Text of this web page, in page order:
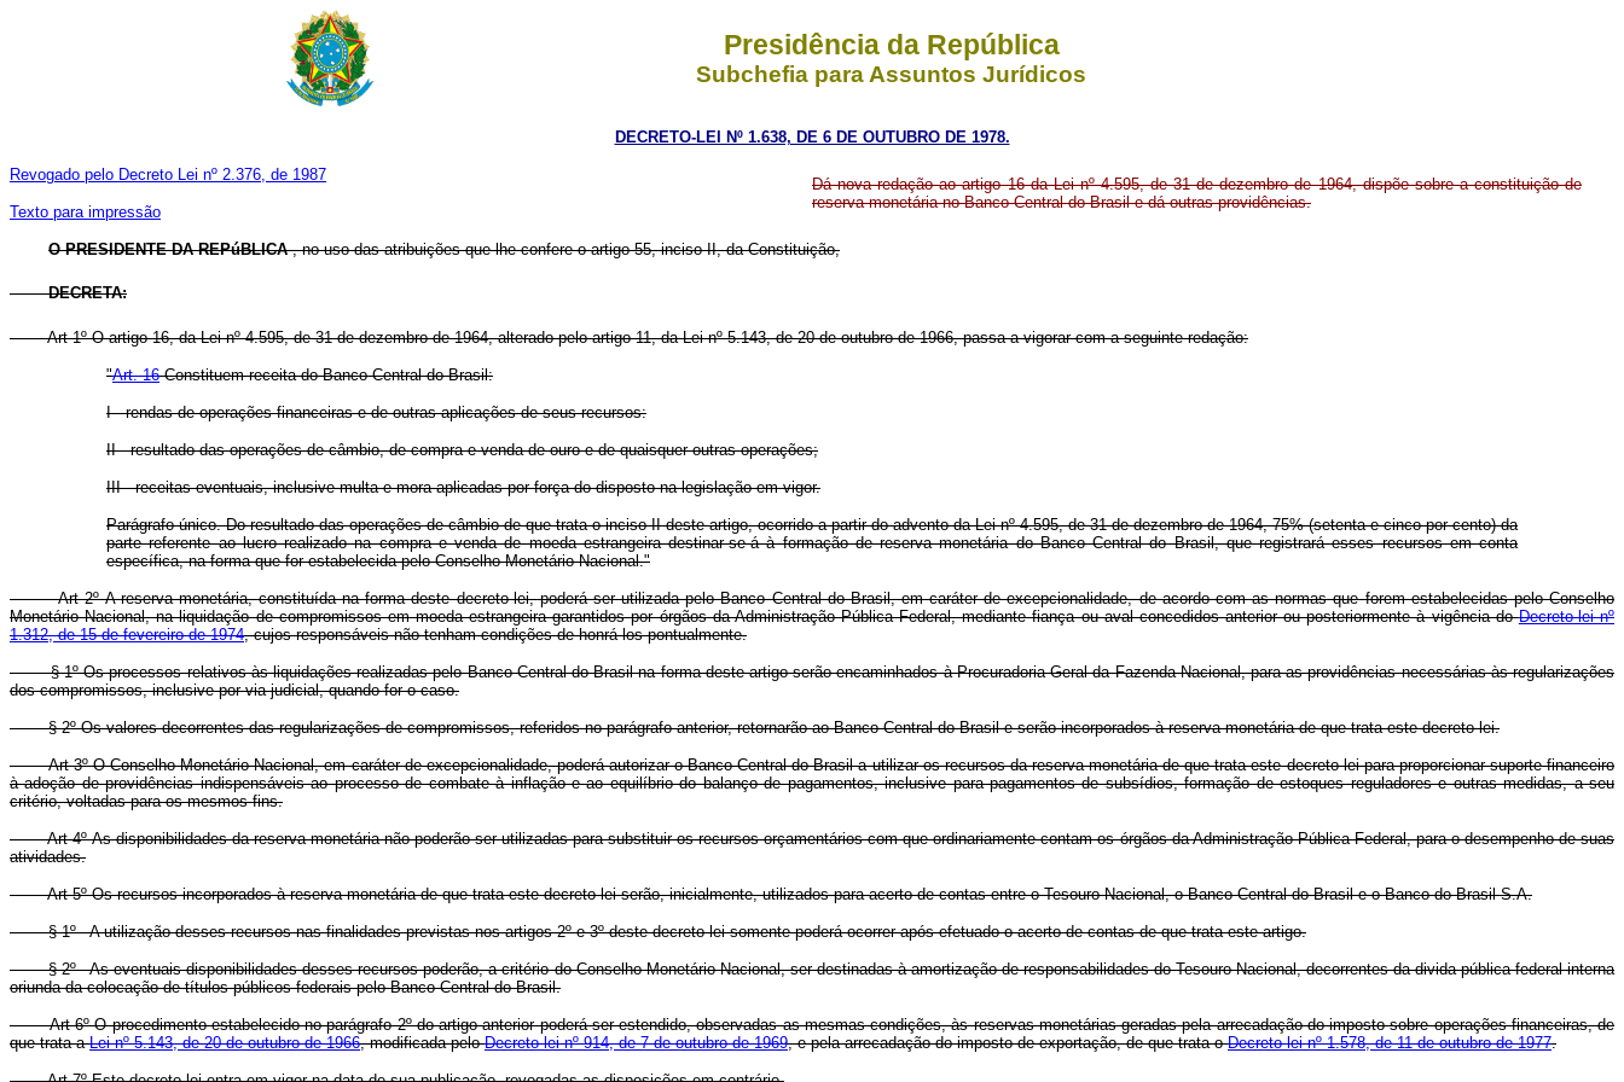
Presidência da República
Subchefia para Assuntos Jurídicos
DECRETO-LEI Nº 1.638, DE 6 DE OUTUBRO DE 1978.
Revogado pelo Decreto Lei nº 2.376, de 1987
Texto para impressão
Dá nova redação ao artigo 16 da Lei nº 4.595, de 31 de dezembro de 1964, dispõe sobre a constituição de
reserva monetária no Banco Central do Brasil e dá outras providências.
O PRESIDENTE DA REPúBLICA, no uso das atribuições que lhe confere o artigo 55, inciso II, da Constituição,
DECRETA:
Art 1º O artigo 16, da Lei nº 4.595, de 31 de dezembro de 1964, alterado pelo artigo 11, da Lei nº 5.143, de 20 de outubro de 1966, passa a vigorar com a seguinte redação:
"Art. 16Constituem receita do Banco Central do Brasil:
I - rendas de operações financeiras e de outras aplicações de seus recursos:
II - resultado das operações de câmbio, de compra e venda de ouro e de quaisquer outras operações;
III - receitas eventuais, inclusive multa e mora aplicadas por força do disposto na legislação em vigor.
Parágrafo único. Do resultado das operações de câmbio de que trata o inciso II deste artigo, ocorrido a partir do advento da Lei nº 4.595, de 31 de dezembro de 1964, 75% (setenta e cinco por cento) da
parte referente ao lucro realizado na compra e venda de moeda estrangeira destinar-se-á à formação de reserva monetária do Banco Central do Brasil, que registrará esses recursos em conta
específica, na forma que for estabelecida pelo Conselho Monetário Nacional."
Art 2º A reserva monetária, constituída na forma deste decreto-lei, poderá ser utilizada pelo Banco Central do Brasil, em caráter de excepcionalidade, de acordo com as normas que forem estabelecidas pelo Conselho
Monetário Nacional, na liquidação de compromissos em moeda estrangeira garantidos por órgãos da Administração Pública Federal, mediante fiança ou aval concedidos anterior ou posteriormente à vigência doDecreto-lei nº
1.312, de 15 de fevereiro de 1974, cujos responsáveis não tenham condições de honrá-los pontualmente.
§ 1º Os processos relativos às liquidações realizadas pelo Banco Central do Brasil na forma deste artigo serão encaminhados à Procuradoria Geral da Fazenda Nacional, para as providências necessárias às regularizações
dos compromissos, inclusive por via judicial, quando for o caso.
§ 2º Os valores decorrentes das regularizações de compromissos, referidos no parágrafo anterior, retornarão ao Banco Central do Brasil e serão incorporados à reserva monetária de que trata este decreto-lei.
Art 3º O Conselho Monetário Nacional, em caráter de excepcionalidade, poderá autorizar o Banco Central do Brasil a utilizar os recursos da reserva monetária de que trata este decreto-lei para proporcionar suporte financeiro
à adoção de providências indispensáveis ao processo de combate à inflação e ao equilíbrio do balanço de pagamentos, inclusive para pagamentos de subsídios, formação de estoques reguladores e outras medidas, a seu
critério, voltadas para os mesmos fins.
Art 4º As disponibilidades da reserva monetária não poderão ser utilizadas para substituir os recursos orçamentários com que ordinariamente contam os órgãos da Administração Pública Federal, para o desempenho de suas
atividades.
Art 5º Os recursos incorporados à reserva monetária de que trata este decreto-lei serão, inicialmente, utilizados para acerto de contas entre o Tesouro Nacional, o Banco Central do Brasil e o Banco do Brasil S.A.
§ 1º - A utilização desses recursos nas finalidades previstas nos artigos 2º e 3º deste decreto-lei somente poderá ocorrer após efetuado o acerto de contas de que trata este artigo.
§ 2º - As eventuais disponibilidades desses recursos poderão, a critério do Conselho Monetário Nacional, ser destinadas à amortização de responsabilidades do Tesouro Nacional, decorrentes da divida pública federal interna
oriunda da colocação de títulos públicos federais pelo Banco Central do Brasil.
Art 6º O procedimento estabelecido no parágrafo 2º do artigo anterior poderá ser estendido, observadas as mesmas condições, às reservas monetárias geradas pela arrecadação do imposto sobre operações financeiras, de
que trata aLei nº 5.143, de 20 de outubro de 1966, modificada peloDecreto-lei nº 914, de 7 de outubro de 1969, e pela arrecadação do imposto de exportação, de que trata oDecreto-lei nº 1.578, de 11 de outubro de 1977.